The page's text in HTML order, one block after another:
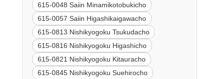
615-0048 Saiin Minamikotobukicho
615-0057 Saiin Higashikaigawacho
615-0813 Nishikyogoku Tsukudacho
615-0816 Nishikyogoku Higashicho
615-0821 Nishikyogoku Kitauracho
615-0845 Nishikyogoku Suehirocho